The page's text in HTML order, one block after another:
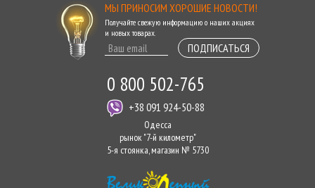
МЫ ПРИНОСИМ ХОРОШИЕ НОВОСТИ!
Получайте свежую информацию о наших акциях
и новых товарах.
ПОДПИСАТЬСЯ
0 800 502-765
+38 091 924-50-88
Одесса
рынок "7-й километр"
5-я стоянка, магазин № 5730